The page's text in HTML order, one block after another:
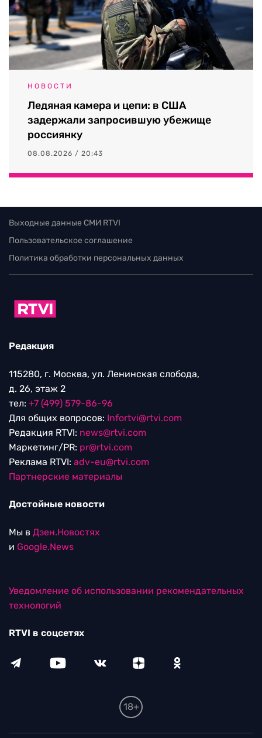
НОВОСТИ
Ледяная камера и цепи: в США
задержали запросившую убежище
россиянку
08.08.2026 / 20:43
Выходные данные СМИ RTVI
Пользовательское соглашение
Политика обработки персональных данных
Редакция
115280, г. Москва, ул. Ленинская слобода,
д. 26, этаж 2
тел: +7 (499) 579-86-96
Для общих вопросов: Infortvi@rtvi.com
Редакция RTVI: news@rtvi.com
Маркетинг/PR: pr@rtvi.com
Реклама RTVI: adv-eu@rtvi.com
Партнерские материалы
Достойные новости
Мы в Дзен.Новостях
и Google.News
Уведомление об использовании рекомендательных
технологий
RTVI в соцсетях
18+